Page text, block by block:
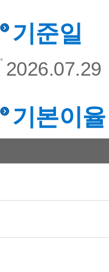
기준일
2026.07.29
기본이율
기본이율 - 기간, 기본이율(세전)